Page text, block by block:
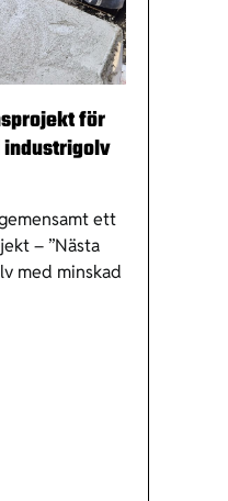
för
ett
– ”Nästa
med minskad